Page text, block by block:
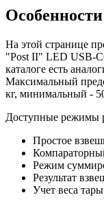
На этой странице
"Post II" LED USB-
каталоге есть
Максимальный
кг, минимальный -
Доступные режимы
Простое
Режим
Результат
Учет веса